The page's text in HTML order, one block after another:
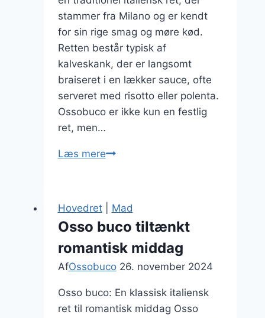
stammer fra Milano og er kendt
for sin rige smag og møre kød.
Retten består typisk af
kalveskank, der er langsomt
braiseret i en lækker sauce, ofte
serveret med risotto eller polenta.
Ossobuco er ikke kun en festlig
ret, men…
Læs mereOssobuco
festlige
lejligheder
Hovedret| Mad
Osso buco tiltænkt
romantisk middag
AfOssobuco 26. november 2024
Osso buco: En klassisk italiensk
ret til romantisk middag Osso